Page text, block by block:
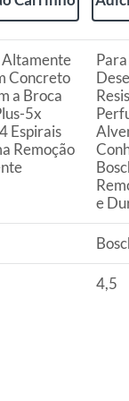
disponível
em quaisquer das
perfeitas condições
qualquer
original,
Concreto
a Broca
5x
Espirais
Remoção
e
4,5